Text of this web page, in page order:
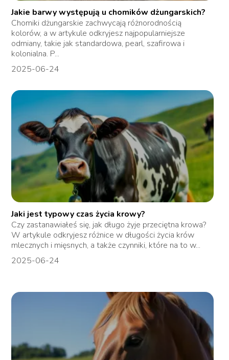
Jakie barwy występują u chomików dżungarskich?
Chomiki dżungarskie zachwycają różnorodnością
kolorów, a w artykule odkryjesz najpopularniejsze
odmiany, takie jak standardowa, pearl, szafirowa i
kolonialna. P...
2025-06-24
Jaki jest typowy czas życia krowy?
Czy zastanawiałeś się, jak długo żyje przeciętna krowa?
W artykule odkryjesz różnice w długości życia krów
mlecznych i mięsnych, a także czynniki, które na to w...
2025-06-24